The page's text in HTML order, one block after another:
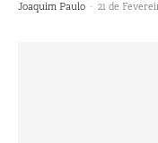
Joaquim Paulo - 21 de